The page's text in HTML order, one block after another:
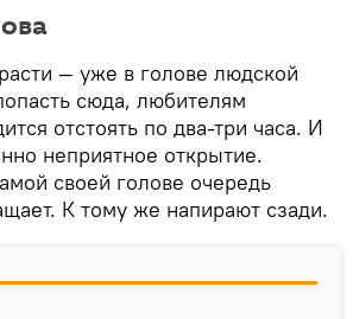
— уже в голове людской
сюда, любителям
отстоять по два-три часа. И
неприятное открытие.
своей голове очередь
К тому же напирают сзади.